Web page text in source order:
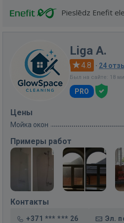
Pieslēdz Enefit
Liga A.
4.8 · 24
Был на сайте: 18
PRO
Цены
Мойка окон
Примеры работ
Контакты
+371 *** *** 26 Эл.